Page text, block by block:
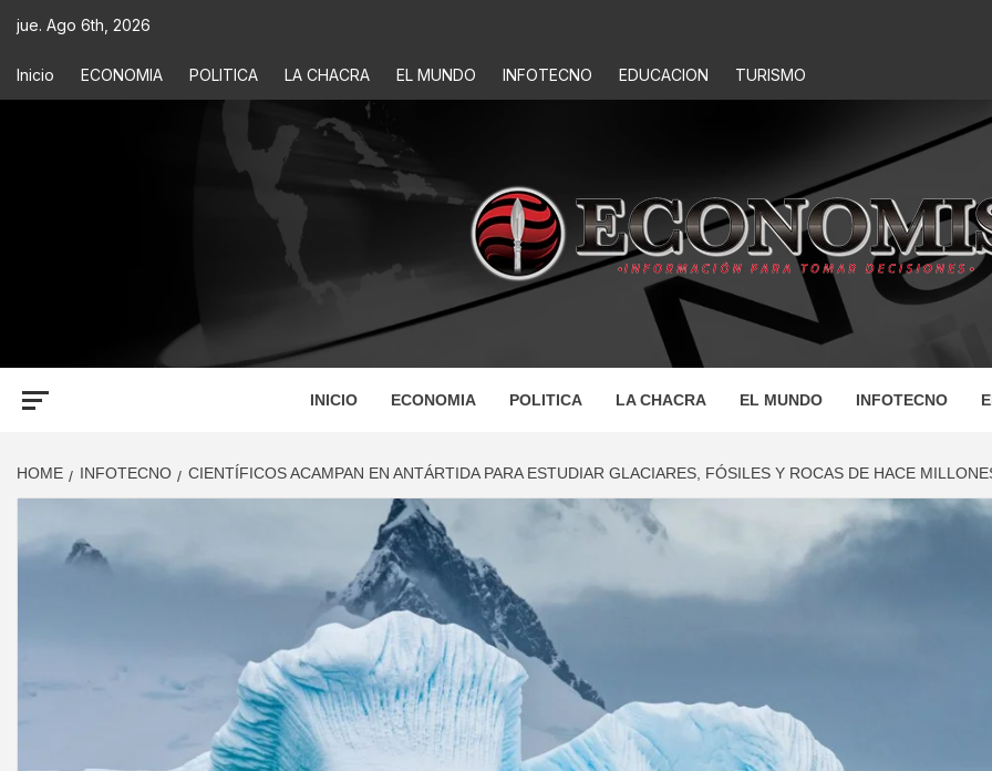
jue. Ago 6th, 2026
Inicio ECONOMIA POLITICA LA CHACRA EL MUNDO INFOTECNO EDUCACION TURISMO
ECONOMIS
INICIO ECONOMIA POLITICA LA CHACRA EL MUNDO INFOTECNO
HOME INFOTECNO CIENTÍFICOS ACAMPAN EN ANTÁRTIDA PARA ESTUDIAR GLACIARES, FÓSILES Y ROCAS DE HACE